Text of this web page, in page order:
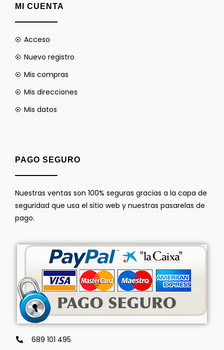
MI CUENTA
Acceso
Nuevo registro
Mis compras
Mis direcciones
Mis datos
PAGO SEGURO
Nuestras ventas son 100% seguras gracias a la capa de
seguridad que usa el sitio web y nuestras pasarelas de
pago.
689 101 495